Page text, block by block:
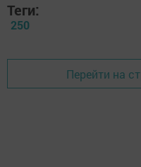
Теги:
250
Перейти на